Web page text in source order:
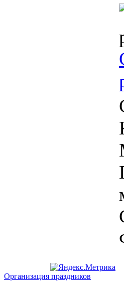
Организация праздников